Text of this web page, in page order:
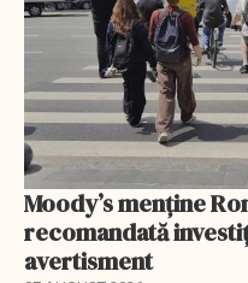
Moody’s menține
recomandată
avertisment